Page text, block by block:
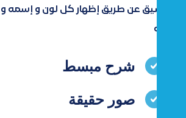
شيق عن طريق إظهار كل لون و إسمه و ا
له
شرح مبسط
صور حقيقة